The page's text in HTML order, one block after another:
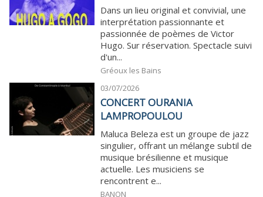
Dans un lieu original et convivial, une
interprétation passionnante et
passionnée de poèmes de Victor
Hugo. Sur réservation. Spectacle suivi
d'un...
Gréoux les Bains
03/07/2026
CONCERT OURANIA
LAMPROPOULOU
Maluca Beleza est un groupe de jazz
singulier, offrant un mélange subtil de
musique brésilienne et musique
actuelle. Les musiciens se
rencontrent e...
BANON